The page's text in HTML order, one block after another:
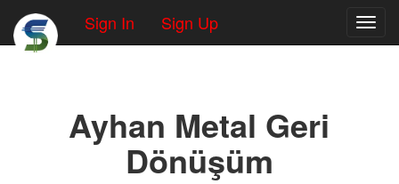
Sign In Sign Up
Ayhan Metal Geri
Dönüşüm